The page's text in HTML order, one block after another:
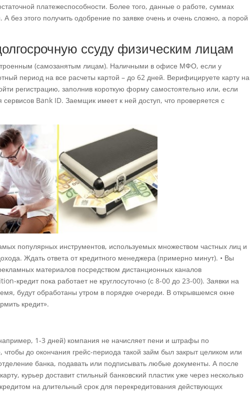
платежеспособности. Более того, данные о работе, суммах
без этого получить одобрение по заявке очень и очень сложно, а порой
ссуду физическим лицам
(самозанятым лицам). Наличными в офисе МФО, если у
период на все расчеты картой – до 62 дней. Верифицируете карту на
регистрацию, заполнив короткую форму самостоятельно или, если
сервисов Bank ID. Заемщик имеет к ней доступ, что проверяется с
популярных инструментов, используемых множеством частных лиц и
Ждать ответа от кредитного менеджера (примерно минут). • Вы
материалов посредством дистанционных каналов
кредит пока работает не круглосуточно (с 8-00 до 23-00). Заявки на
будут обработаны утром в порядке очереди. В открывшемся окне
кредит».
1-3 дней) компания не начисляет пени и штрафы по
до окончания грейс-периода такой займ был закрыт целиком или
банка, подавать или подписывать любые документы. А после
курьер доставит стильный банковский пластик уже через несколько
на длительный срок для перекредитования действующих